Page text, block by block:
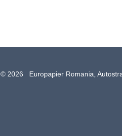
© 2026 Europapier Romania,